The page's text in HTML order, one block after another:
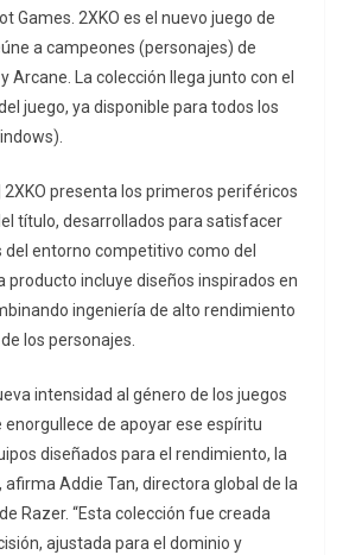
Games. 2XKO es el nuevo juego de
a campeones (personajes) de
Arcane. La colección llega junto con el
juego, ya disponible para todos los
2XKO presenta los primeros periféricos
título, desarrollados para satisfacer
entorno competitivo como del
producto incluye diseños inspirados en
ingeniería de alto rendimiento
los personajes.
intensidad al género de los juegos
enorgullece de apoyar ese espíritu
diseñados para el rendimiento, la
afirma Addie Tan, directora global de la
Razer. “Esta colección fue creada
ajustada para el dominio y